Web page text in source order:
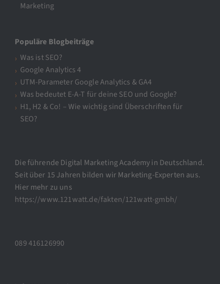
Marketing
Populäre Blogbeiträge
Was ist SEO?
Google Analytics 4
UTM-Parameter Google Analytics & GA4
Was bedeutet E-A-T für deine SEO und Google?
H1, H2 & Co! – Wie wichtig sind Überschriften für
SEO?
Die führende Digital Marketing Academy in Deutschland.
Seit über 15 Jahren bilden wir Marketing-Experten aus.
Hier mehr zu uns
https://www.121watt.de/fakten/121watt-gmbh/
089 416126990